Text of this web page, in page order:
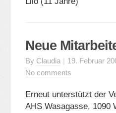
Neue
By Claudia | 19. Februar
No comments
Erneut unterstützt der
AHS Wasagasse, 1090